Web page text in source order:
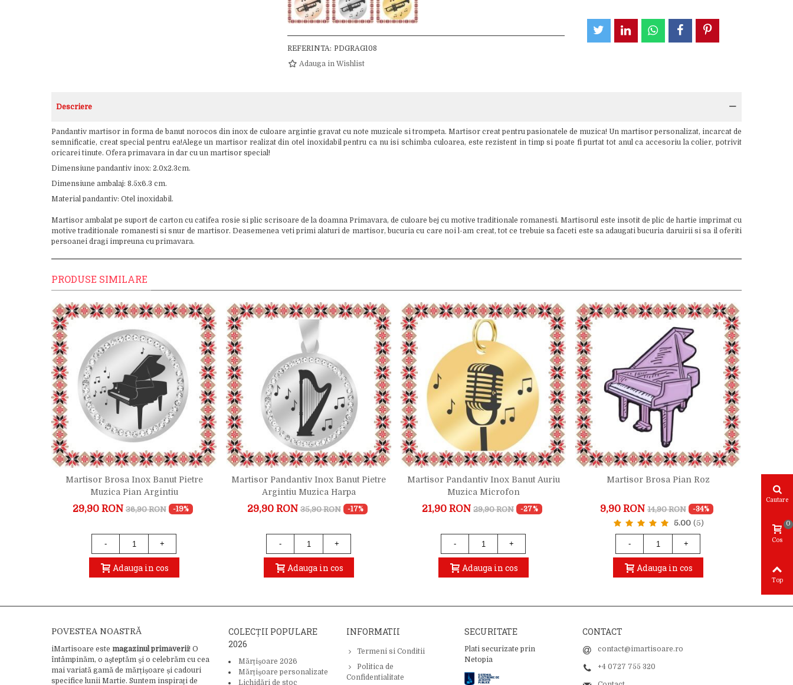
REFERINTA: PDGRAG108
Adauga in Wishlist
Descriere
Pandantiv martisor in forma de banut norocos din inox de culoare argintie gravat cu note muzicale si trompeta. Martisor creat pentru pasionatele de muzica! Un martisor personalizat, incarcat de
semnificatie, creat special pentru ea!Alege un martisor realizat din otel inoxidabil pentru ca nu isi schimba culoarea, este rezistent in timp si poate fi purtat tot anul ca accesoriu la colier, potrivit
oricarei tinute. Ofera primavara in dar cu un martisor special!
Dimensiune pandantiv inox: 2.0x2.3cm.
Dimensiune ambalaj: 8.5x6.3 cm.
Material pandantiv: Otel inoxidabil.
Martisor ambalat pe suport de carton cu catifea rosie si plic scrisoare de la doamna Primavara, de culoare bej cu motive traditionale romanesti. Martisorul este insotit de plic de hartie imprimat cu
motive traditionale romanesti si snur de martisor. Deasemenea veti primi alaturi de martisor, bucuria cu care noi l-am creat, tot ce trebuie sa faceti este sa adaugati bucuria daruirii si sa il oferiti
persoanei dragi impreuna cu primavara.
PRODUSE SIMILARE
Martisor Brosa Inox Banut Pietre
Muzica Pian Argintiu
29,90 RON 36,90 RON -19%
- +
Adauga in cos
Martisor Pandantiv Inox Banut Pietre
Argintiu Muzica Harpa
29,90 RON 35,90 RON -17%
- +
Adauga in cos
Martisor Pandantiv Inox Banut Auriu
Muzica Microfon
21,90 RON 29,90 RON -27%
- +
Adauga in cos
Martisor Brosa Pian Roz
9,90 RON 14,90 RON -34%
5.00 (5)
- +
Adauga in cos
POVESTEA NOASTRĂ
iMartisoare este magazinul primăverii! O
întâmpinăm, o așteptăm și o celebrăm cu cea
mai variată gamă de mărțișoare și cadouri
specifice lunii Martie. Suntem inspirați de
COLECȚII POPULARE
2026
Mărțișoare 2026
Mărțișoare personalizate
Lichidări de stoc
INFORMATII
Termeni si Conditii
Politica de
Confidentialitate
SECURITATE
Plati securizate prin
Netopia
CONTACT
contact@imartisoare.ro
+4 0727 755 320
Cautare
Cos
0
Top